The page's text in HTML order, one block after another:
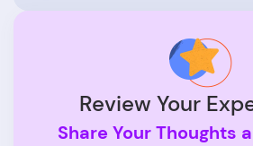
Review Your
Share Your Thoughts